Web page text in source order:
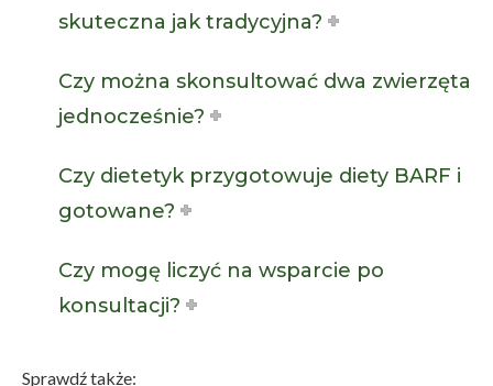
skuteczna jak tradycyjna?
Czy można skonsultować dwa zwierzęta
jednocześnie?
Czy dietetyk przygotowuje diety BARF i
gotowane?
Czy mogę liczyć na wsparcie po
konsultacji?
Sprawdź także: